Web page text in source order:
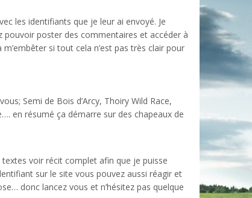
les identifiants que je leur ai envoyé. Je
poster des commentaires et accéder à
si tout cela n’est pas très clair pour
Semi de Bois d’Arcy, Thoiry Wild Race,
en résumé ça démarre sur des chapeaux de
voir récit complet afin que je puisse
sur le site vous pouvez aussi réagir et
donc lancez vous et n’hésitez pas quelque